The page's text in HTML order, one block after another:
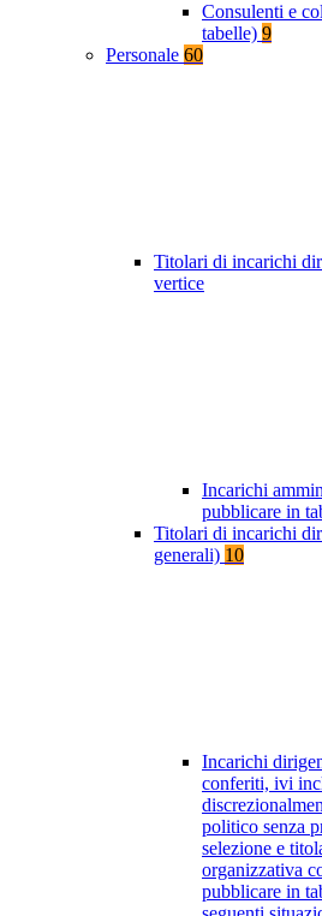
Consulenti e
tabelle) 9
Personale 60
Titolari di incarichi
vertice
Incarichi
pubblicare in
Titolari di incarichi
generali) 10
Incarichi
conferiti, ivi
politico senza
selezione e
organizzativa
pubblicare in